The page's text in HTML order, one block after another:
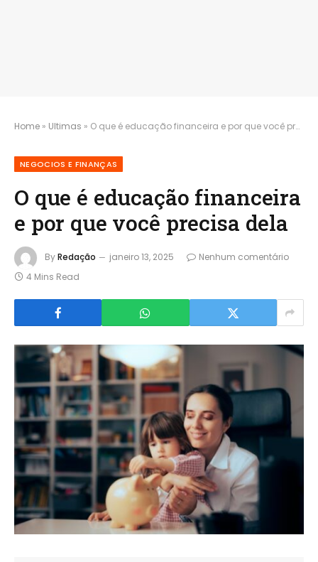
Home » Ultimas » O que é educação financeira e por que você precisa dela
NEGOCIOS E FINANÇAS
O que é educação financeira
e por que você precisa dela
ByRedação janeiro 13, 2025
Nenhum comentário
4 Mins Read